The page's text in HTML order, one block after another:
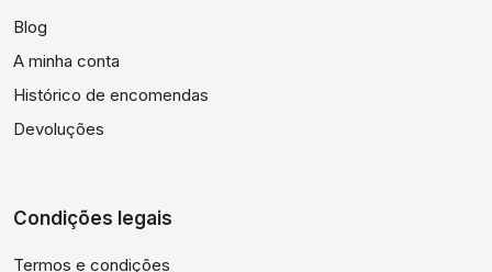
Blog
A minha conta
Histórico de encomendas
Devoluções
Condições legais
Termos e condições